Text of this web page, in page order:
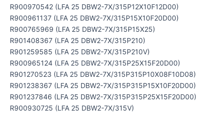
R900970542 (LFA 25 DBW2-7X/315P12X10F12D00)
R900961137 (LFA 25 DBW2-7X/315P15X10F20D00)
R900765969 (LFA 25 DBW2-7X/315P15X25)
R901408367 (LFA 25 DBW2-7X/315P210)
R901259585 (LFA 25 DBW2-7X/315P210V)
R900965124 (LFA 25 DBW2-7X/315P25X15F20D00)
R901270523 (LFA 25 DBW2-7X/315P315P10X08F10D08)
R901238367 (LFA 25 DBW2-7X/315P315P15X10F20D00)
R901237846 (LFA 25 DBW2-7X/315P315P25X15F20D00)
R900930725 (LFA 25 DBW2-7X/315V)